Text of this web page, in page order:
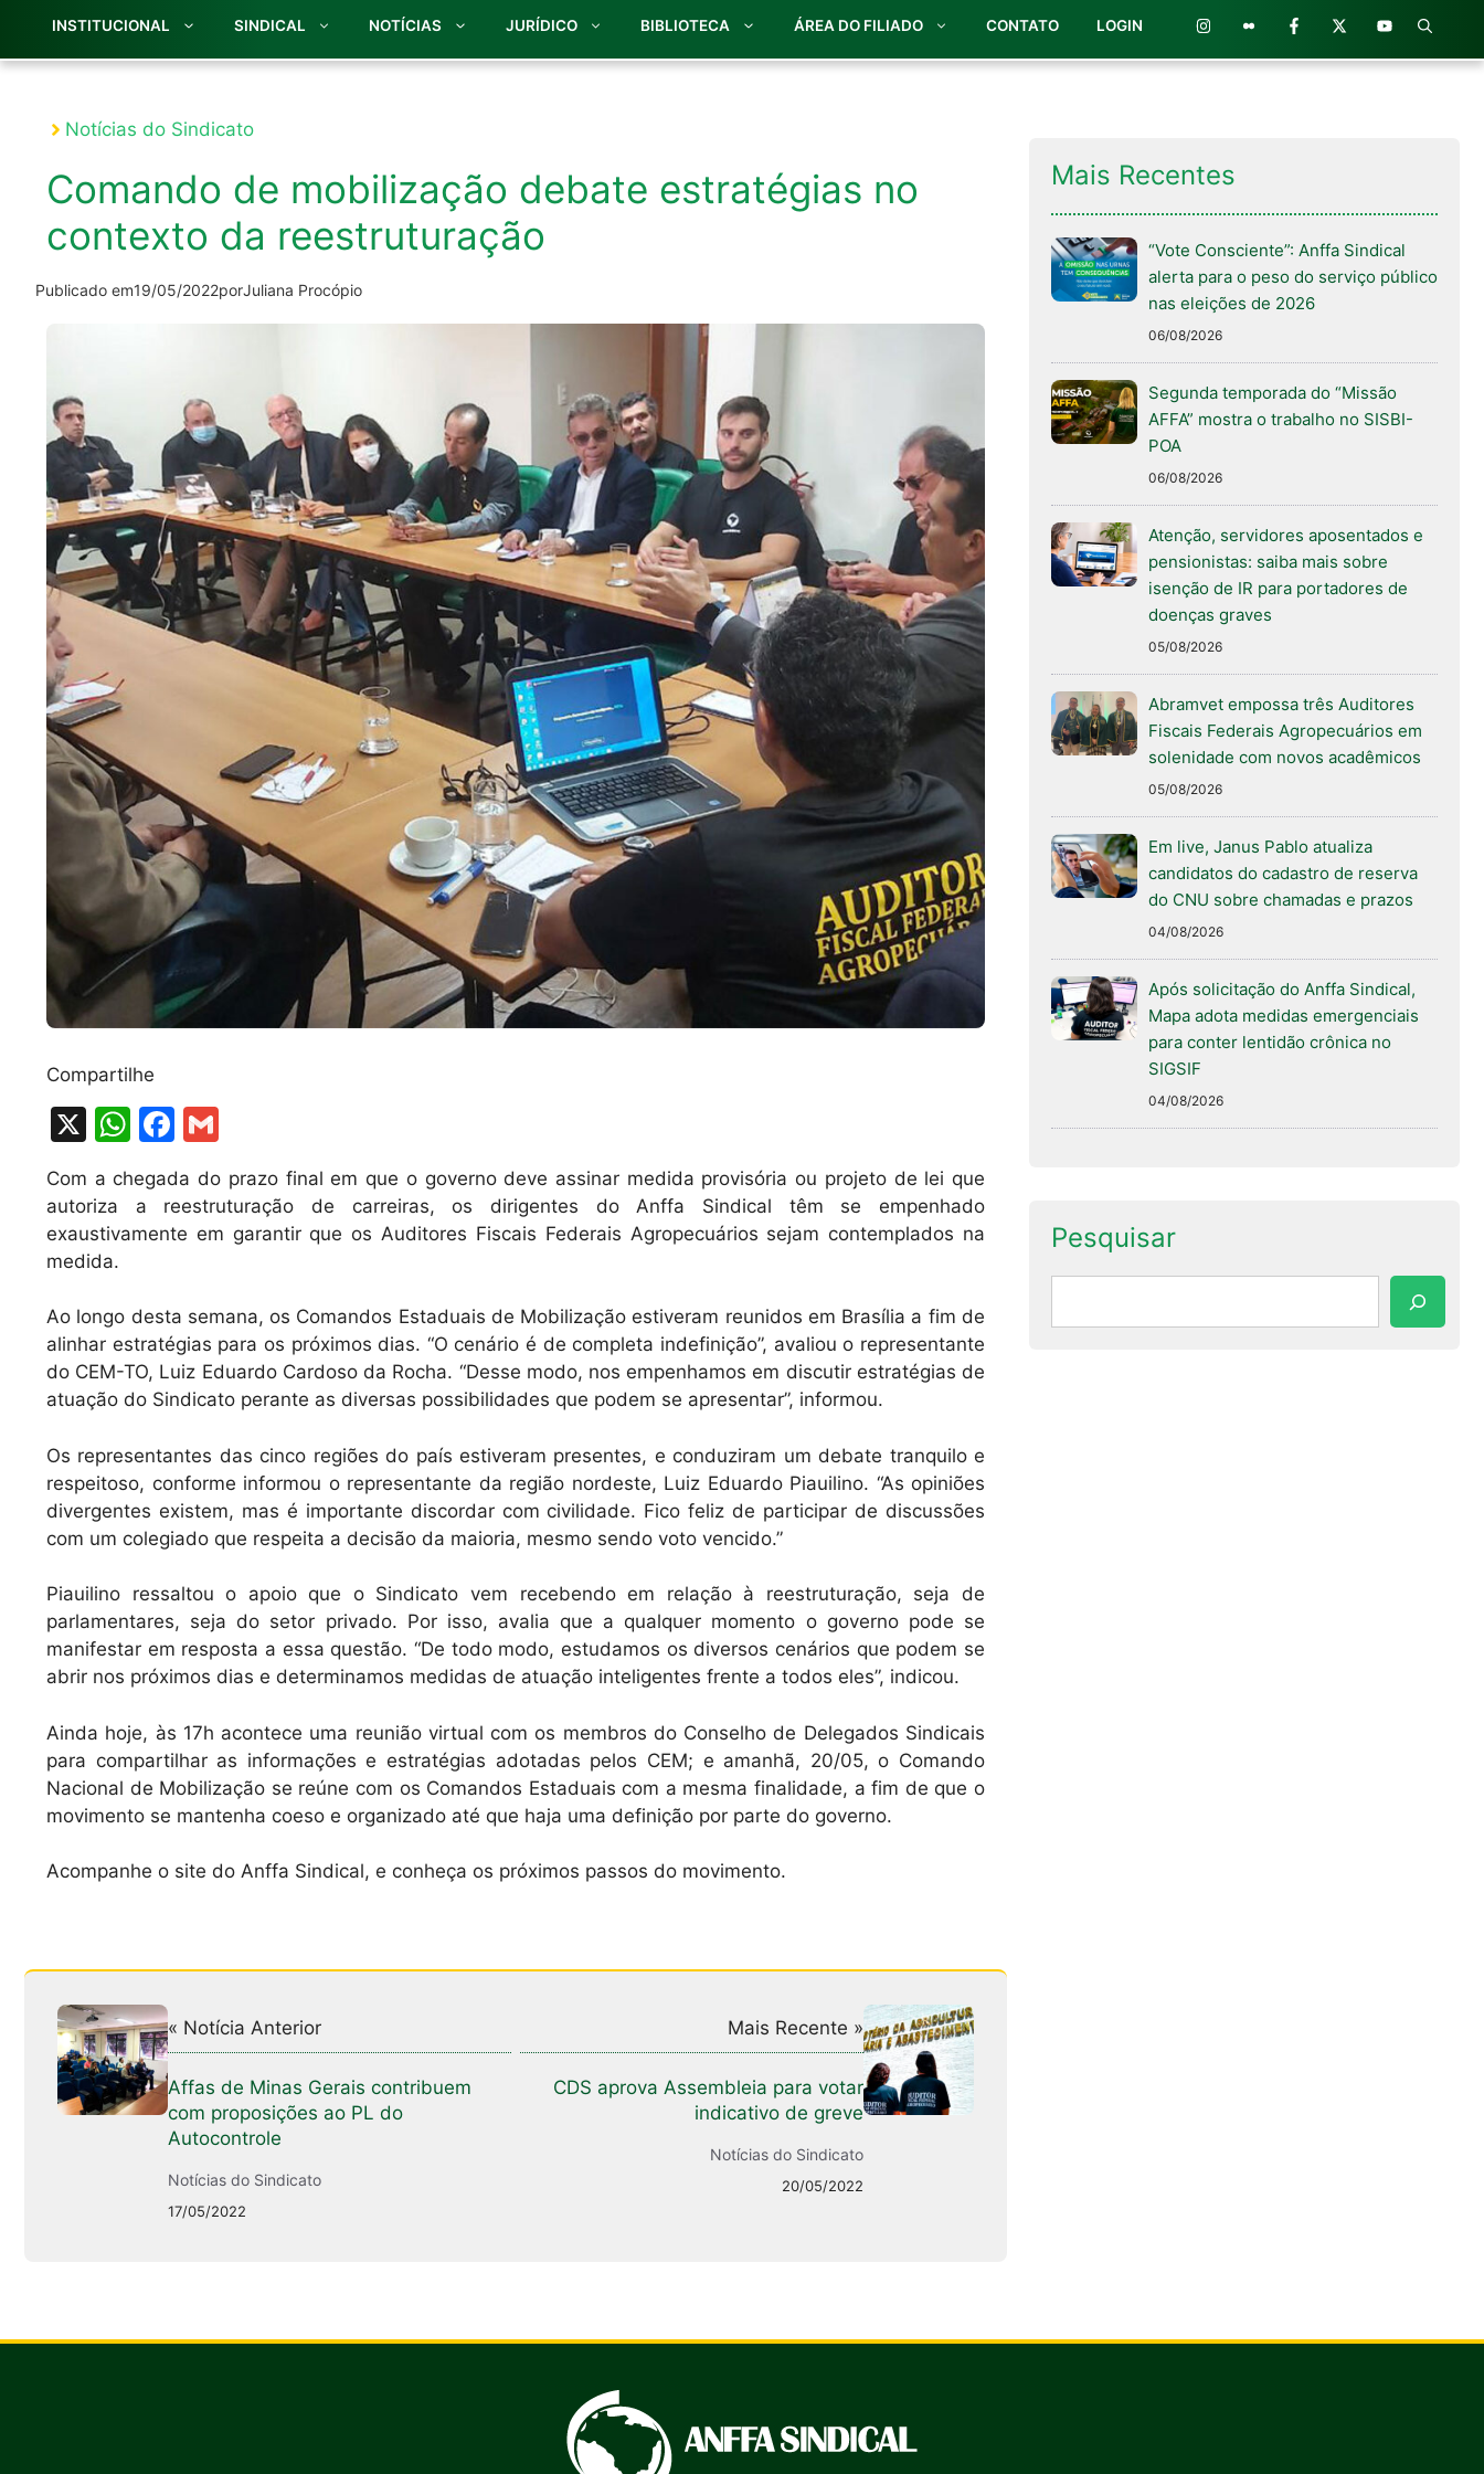
INSTITUCIONAL SINDICAL NOTÍCIAS JURÍDICO BIBLIOTECA ÁREA DO FILIADO CONTATO LOGIN
Notícias do Sindicato
Comando de mobilização debate estratégias no
contexto da reestruturação
Publicado em19/05/2022porJuliana Procópio
Compartilhe
X
W
at
s
p
p
F
a
c
e
o
o
k
ai
l
Com a chegada do prazo final em que o governo deve assinar medida provisória ou projeto de lei que
autoriza a reestruturação de carreiras, os dirigentes do Anffa Sindical têm se empenhado
exaustivamente em garantir que os Auditores Fiscais Federais Agropecuários sejam contemplados na
medida.
Ao longo desta semana, os Comandos Estaduais de Mobilização estiveram reunidos em Brasília a fim de
alinhar estratégias para os próximos dias. “O cenário é de completa indefinição”, avaliou o representante
do CEM-TO, Luiz Eduardo Cardoso da Rocha. “Desse modo, nos empenhamos em discutir estratégias de
atuação do Sindicato perante as diversas possibilidades que podem se apresentar”, informou.
Os representantes das cinco regiões do país estiveram presentes, e conduziram um debate tranquilo e
respeitoso, conforme informou o representante da região nordeste, Luiz Eduardo Piauilino. “As opiniões
divergentes existem, mas é importante discordar com civilidade. Fico feliz de participar de discussões
com um colegiado que respeita a decisão da maioria, mesmo sendo voto vencido.”
Piauilino ressaltou o apoio que o Sindicato vem recebendo em relação à reestruturação, seja de
parlamentares, seja do setor privado. Por isso, avalia que a qualquer momento o governo pode se
manifestar em resposta a essa questão. “De todo modo, estudamos os diversos cenários que podem se
abrir nos próximos dias e determinamos medidas de atuação inteligentes frente a todos eles”, indicou.
Ainda hoje, às 17h acontece uma reunião virtual com os membros do Conselho de Delegados Sindicais
para compartilhar as informações e estratégias adotadas pelos CEM; e amanhã, 20/05, o Comando
Nacional de Mobilização se reúne com os Comandos Estaduais com a mesma finalidade, a fim de que o
movimento se mantenha coeso e organizado até que haja uma definição por parte do governo.
Acompanhe o site do Anffa Sindical, e conheça os próximos passos do movimento.
« Notícia Anterior
Affas de Minas Gerais contribuem
com proposições ao PL do
Autocontrole
Notícias do Sindicato
17/05/2022
Mais Recente »
CDS aprova Assembleia para votar
indicativo de greve
Notícias do Sindicato
20/05/2022
Mais Recentes
“Vote Consciente”: Anffa Sindical
alerta para o peso do serviço público
nas eleições de 2026
06/08/2026
Segunda temporada do “Missão
AFFA” mostra o trabalho no SISBI-
POA
06/08/2026
Atenção, servidores aposentados e
pensionistas: saiba mais sobre
isenção de IR para portadores de
doenças graves
05/08/2026
Abramvet empossa três Auditores
Fiscais Federais Agropecuários em
solenidade com novos acadêmicos
05/08/2026
Em live, Janus Pablo atualiza
candidatos do cadastro de reserva
do CNU sobre chamadas e prazos
04/08/2026
Após solicitação do Anffa Sindical,
Mapa adota medidas emergenciais
para conter lentidão crônica no
SIGSIF
04/08/2026
Pesquisar